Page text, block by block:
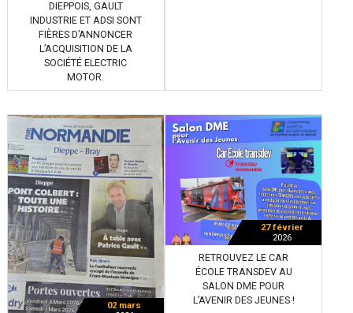
DIEPPOIS, GAULT
INDUSTRIE ET ADSI SONT
FIÈRES D’ANNONCER
L’ACQUISITION DE LA
SOCIÉTÉ ELECTRIC
MOTOR.
02 mars
27 février
2026
RETROUVEZ LE CAR
ÉCOLE TRANSDEV AU
SALON DME POUR
L’AVENIR DES JEUNES !